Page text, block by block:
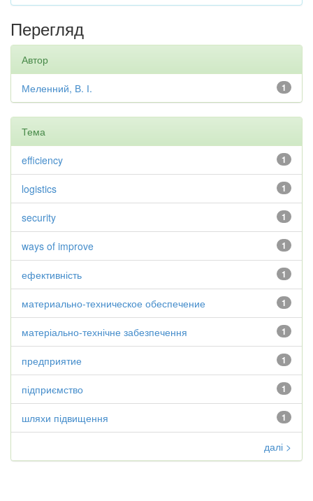
Перегляд
Автор
1
Меленний, В. І.
Тема
1
efficiency
1
logistics
1
security
1
ways of improve
1
ефективність
1
материально-техническое обеспечение
1
матеріально-технічне забезпечення
1
предприятие
1
підприємство
1
шляхи підвищення
далі >